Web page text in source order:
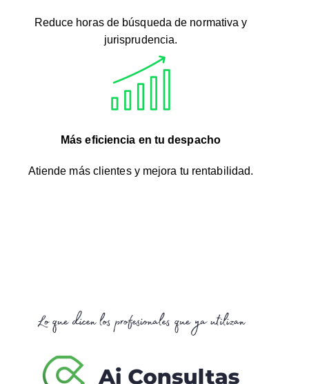
Reduce horas de búsqueda de normativa y
jurisprudencia.
Más eficiencia en tu despacho
Atiende más clientes y mejora tu rentabilidad.